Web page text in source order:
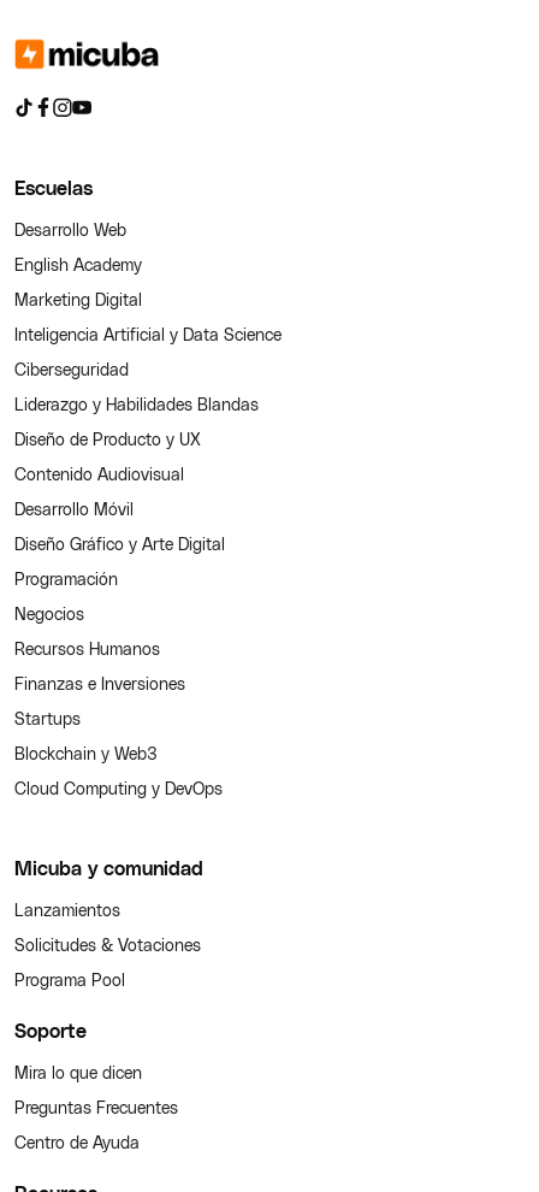
Escuelas
Desarrollo Web
English Academy
Marketing Digital
Inteligencia Artificial y Data Science
Ciberseguridad
Liderazgo y Habilidades Blandas
Diseño de Producto y UX
Contenido Audiovisual
Desarrollo Móvil
Diseño Gráfico y Arte Digital
Programación
Negocios
Recursos Humanos
Finanzas e Inversiones
Startups
Blockchain y Web3
Cloud Computing y DevOps
Micuba y comunidad
Lanzamientos
Solicitudes & Votaciones
Programa Pool
Soporte
Mira lo que dicen
Preguntas Frecuentes
Centro de Ayuda